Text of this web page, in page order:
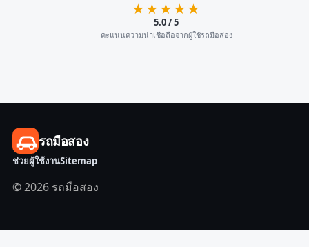
★★★★★
5.0 / 5
คะแนนความน่าเชื่อถือจากผู้ใช้รถมือสอง
รถมือสอง
ช่วยผู้ใช้งานSitemap
© 2026 รถมือสอง